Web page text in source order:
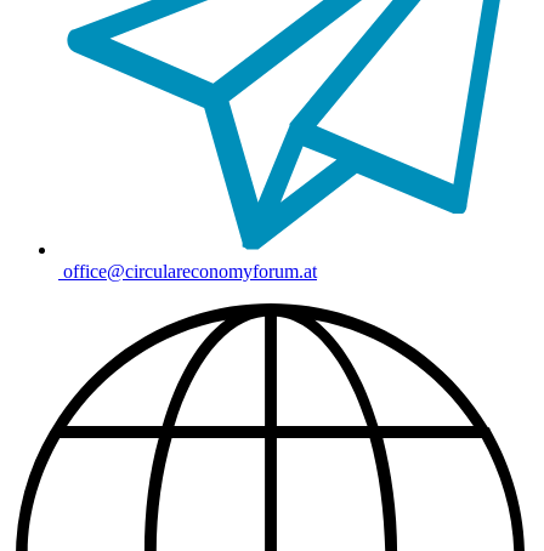
office@circulareconomyforum.at